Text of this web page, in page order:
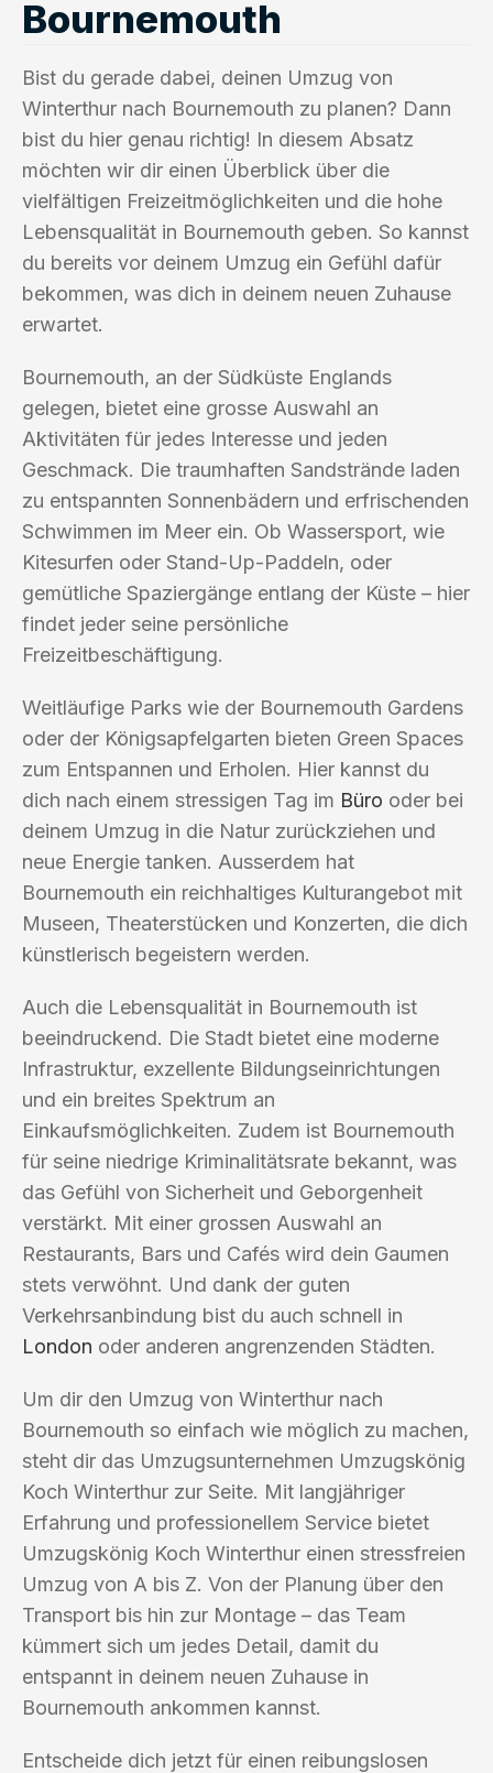
Bournemouth
Bist du gerade dabei, deinen Umzug von
Winterthur nach Bournemouth zu planen? Dann
bist du hier genau richtig! In diesem Absatz
möchten wir dir einen Überblick über die
vielfältigen Freizeitmöglichkeiten und die hohe
Lebensqualität in Bournemouth geben. So kannst
du bereits vor deinem Umzug ein Gefühl dafür
bekommen, was dich in deinem neuen Zuhause
erwartet.
Bournemouth, an der Südküste Englands
gelegen, bietet eine grosse Auswahl an
Aktivitäten für jedes Interesse und jeden
Geschmack. Die traumhaften Sandstrände laden
zu entspannten Sonnenbädern und erfrischenden
Schwimmen im Meer ein. Ob Wassersport, wie
Kitesurfen oder Stand-Up-Paddeln, oder
gemütliche Spaziergänge entlang der Küste – hier
findet jeder seine persönliche
Freizeitbeschäftigung.
Weitläufige Parks wie der Bournemouth Gardens
oder der Königsapfelgarten bieten Green Spaces
zum Entspannen und Erholen. Hier kannst du
dich nach einem stressigen Tag im Büro oder bei
deinem Umzug in die Natur zurückziehen und
neue Energie tanken. Ausserdem hat
Bournemouth ein reichhaltiges Kulturangebot mit
Museen, Theaterstücken und Konzerten, die dich
künstlerisch begeistern werden.
Auch die Lebensqualität in Bournemouth ist
beeindruckend. Die Stadt bietet eine moderne
Infrastruktur, exzellente Bildungseinrichtungen
und ein breites Spektrum an
Einkaufsmöglichkeiten. Zudem ist Bournemouth
für seine niedrige Kriminalitätsrate bekannt, was
das Gefühl von Sicherheit und Geborgenheit
verstärkt. Mit einer grossen Auswahl an
Restaurants, Bars und Cafés wird dein Gaumen
stets verwöhnt. Und dank der guten
Verkehrsanbindung bist du auch schnell in
London oder anderen angrenzenden Städten.
Um dir den Umzug von Winterthur nach
Bournemouth so einfach wie möglich zu machen,
steht dir das Umzugsunternehmen Umzugskönig
Koch Winterthur zur Seite. Mit langjähriger
Erfahrung und professionellem Service bietet
Umzugskönig Koch Winterthur einen stressfreien
Umzug von A bis Z. Von der Planung über den
Transport bis hin zur Montage – das Team
kümmert sich um jedes Detail, damit du
entspannt in deinem neuen Zuhause in
Bournemouth ankommen kannst.
Entscheide dich jetzt für einen reibungslosen